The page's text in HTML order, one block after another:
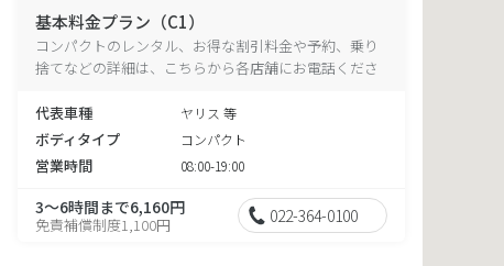
基本料金プラン（C1）
コンパクトのレンタル、お得な割引料金や予約、乗り
捨てなどの詳細は、こちらから各店舗にお電話くださ
代表車種
ヤリス 等
ボディタイプ コンパクト
営業時間 08:00-19:00
3～6時間まで6,160円
免責補償制度1,100円 022-364-0100